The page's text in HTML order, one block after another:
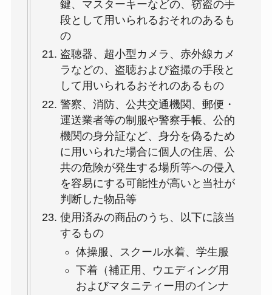
鍵、マスターキーなどの、窃盗の手
段として用いられるおそれのあるも
の
盗聴器、超小型カメラ、赤外線カメ
ラなどの、盗聴および盗撮の手段と
して用いられるおそれのあるもの
警察、消防、公共交通機関、郵便・
運送業者等の制服や警察手帳、公的
機関の身分証など、身分を偽るため
に用いられた場合に個人の住居、公
共の危険が発生する場所等への侵入
を容易にする可能性が高いと当社が
判断した物品等
使用済みの商品のうち、以下に該当
するもの
体操服、スクール水着、学生服
下着（補正用、ウエディング用
およびマタニティー用のインナ